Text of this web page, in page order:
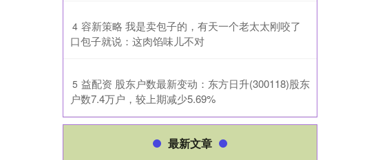
4 ​容新策略 我是卖包子的，有天一个老太太刚咬了
口包子就说：这肉馅味儿不对
5 ​益配资 股东户数最新变动：东方日升(300118)股东
户数7.4万户，较上期减少5.69%
最新文章